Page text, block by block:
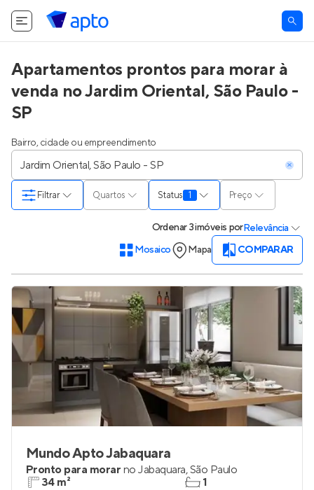
Apartamentos prontos para morar à
venda no Jardim Oriental, São Paulo -
SP
Bairro, cidade ou empreendimento
Quartos Status 1 Preço
Filtrar
Ordenar3 imóveis porRelevância
Mosaico
Mapa COMPARAR
Mundo Apto Jabaquara
Pronto para morar no Jabaquara,São Paulo
34 m²
1